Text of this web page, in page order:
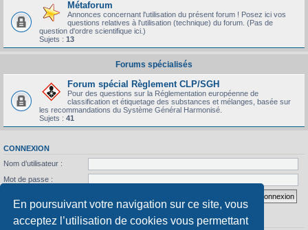
En poursuivant votre navigation sur ce site, vous
acceptez l’utilisation de cookies vous permettant
Métaforum
Annonces concernant l'utilisation du présent forum ! Posez ici vos
questions relatives à l'utilisation (technique) du forum. (Pas de
question d'ordre scientifique ici.)
Sujets : 13
Forums spécialisés
Forum spécial Règlement CLP/SGH
Pour des questions sur la Réglementation européenne de
classification et étiquetage des substances et mélanges, basée sur
les recommandations du Système Général Harmonisé.
Sujets : 41
CONNEXION
Nom d’utilisateur :
Mot de passe :
STATISTIQUES